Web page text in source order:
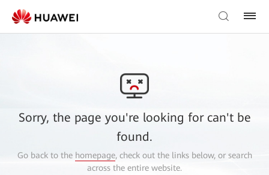
Sorry, the page you're looking for can't be
found.
Go back to the homepage, check out the links below, or search
across the entire website.